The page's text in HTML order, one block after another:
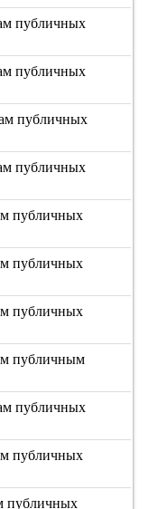
публичных
публичных
публичных
публичных
публичных
публичных
публичных
публичным
публичных
публичных
публичных